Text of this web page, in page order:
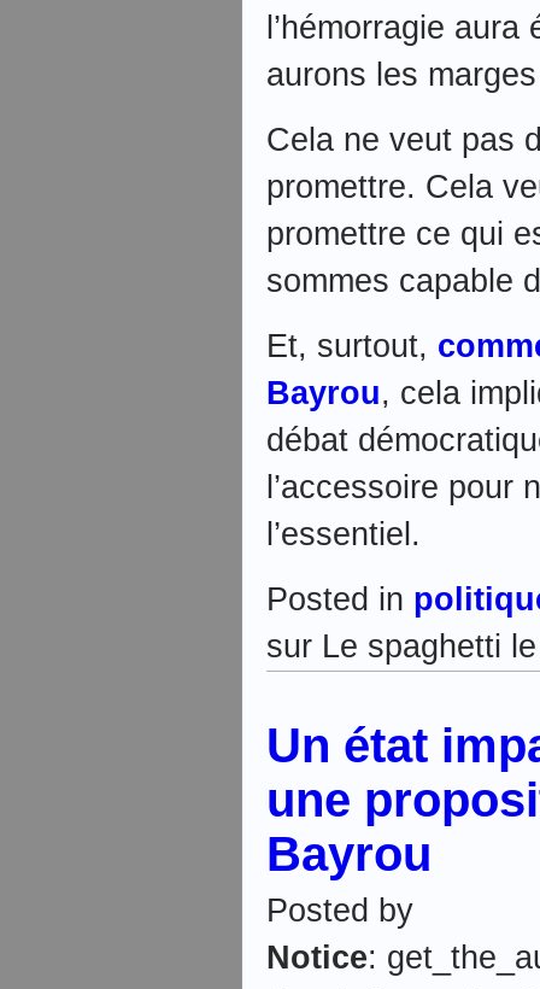
l’hémorragie
aurons les
Cela ne veut pas
promettre. Cela
promettre ce qui
sommes capable
Et, surtout,
Bayrou, cela
débat
l’accessoire pour
l’essentiel.
Posted in
sur Le spaghetti
Un état
une
Bayrou
Posted by
Notice: